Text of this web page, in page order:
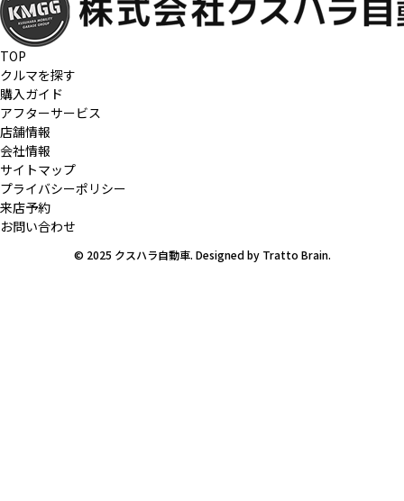
TOP
クルマを探す
購入ガイド
アフターサービス
店舗情報
会社情報
サイトマップ
プライバシーポリシー
来店予約
お問い合わせ
© 2025 クスハラ自動車. Designed by Tratto Brain.